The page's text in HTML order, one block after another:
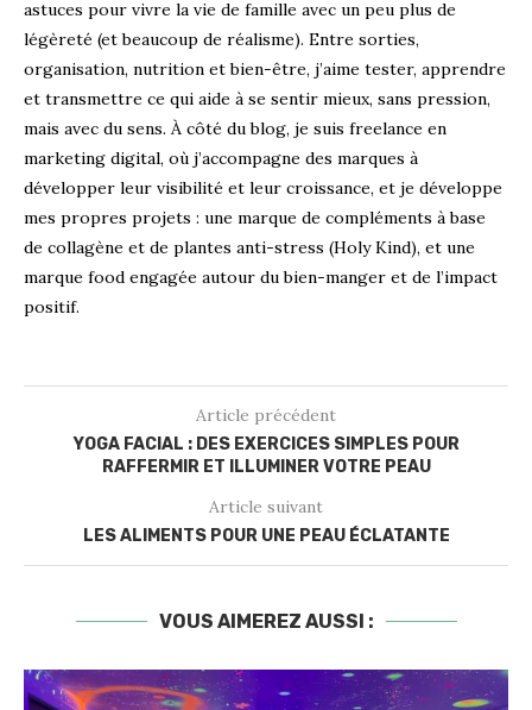
astuces pour vivre la vie de famille avec un peu plus de
légèreté (et beaucoup de réalisme). Entre sorties,
organisation, nutrition et bien-être, j’aime tester, apprendre
et transmettre ce qui aide à se sentir mieux, sans pression,
mais avec du sens. À côté du blog, je suis freelance en
marketing digital, où j’accompagne des marques à
développer leur visibilité et leur croissance, et je développe
mes propres projets : une marque de compléments à base
de collagène et de plantes anti-stress (Holy Kind), et une
marque food engagée autour du bien-manger et de l’impact
positif.
Article précédent
YOGA FACIAL : DES EXERCICES SIMPLES POUR
RAFFERMIR ET ILLUMINER VOTRE PEAU
Article suivant
LES ALIMENTS POUR UNE PEAU ÉCLATANTE
VOUS AIMEREZ AUSSI :